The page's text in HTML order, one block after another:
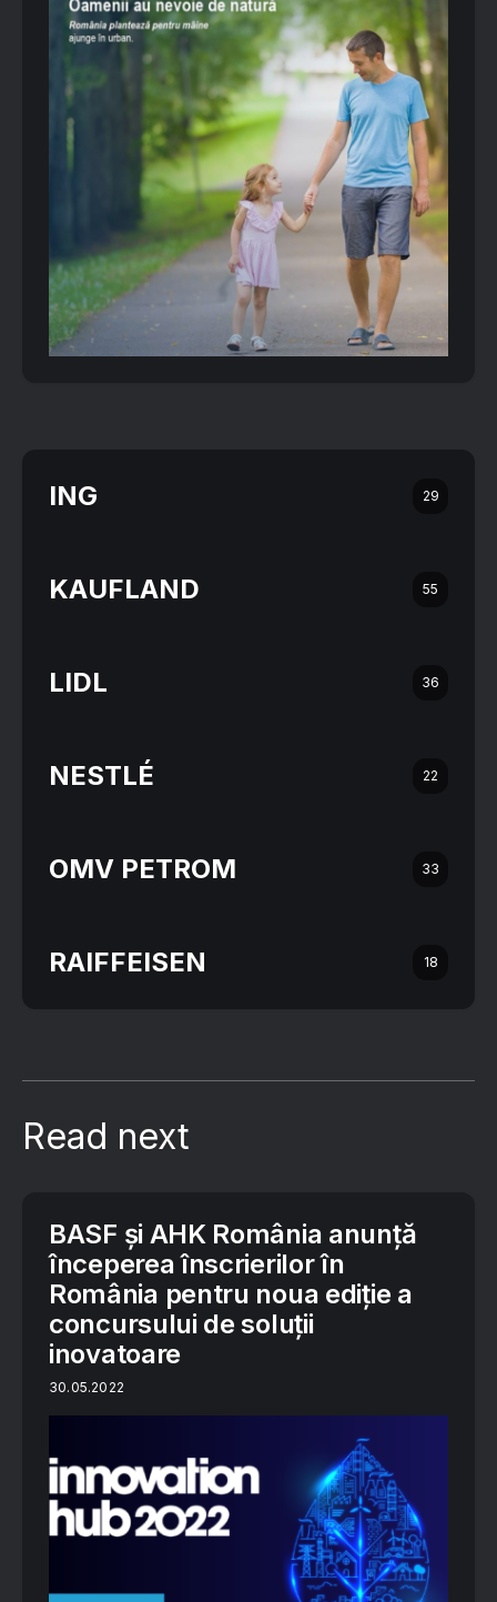
ING 29
KAUFLAND 55
LIDL 36
NESTLÉ 22
OMV PETROM 33
RAIFFEISEN 18
Read next
BASF și AHK România anunță
începerea înscrierilor în
România pentru noua ediție a
concursului de soluții
inovatoare
30.05.2022